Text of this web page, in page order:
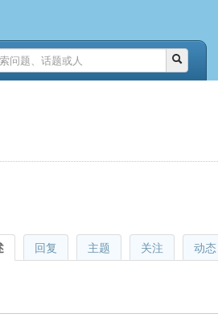
动态
关注
主题
回复